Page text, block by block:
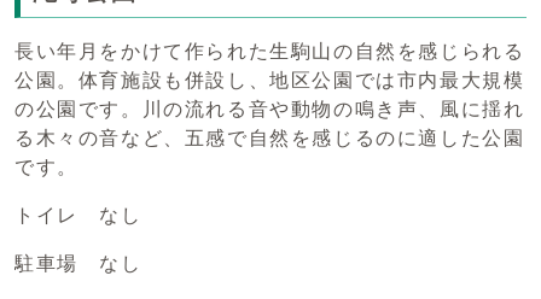
長い年月をかけて作られた生駒山の自然を感じられる
公園。体育施設も併設し、地区公園では市内最大規模
の公園です。川の流れる音や動物の鳴き声、風に揺れ
る木々の音など、五感で自然を感じるのに適した公園
です。
トイレ なし
駐車場 なし